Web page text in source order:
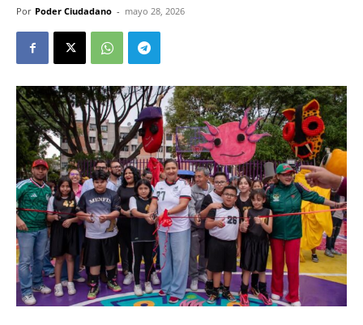
Por Poder Ciudadano - mayo 28, 2026